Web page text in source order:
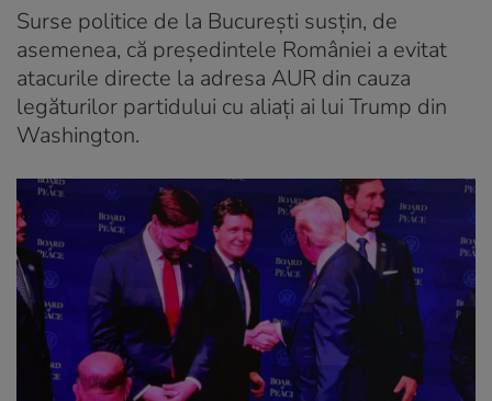
Surse politice de la București susțin, de
asemenea, că președintele României a evitat
atacurile directe la adresa AUR din cauza
legăturilor partidului cu aliați ai lui Trump din
Washington.